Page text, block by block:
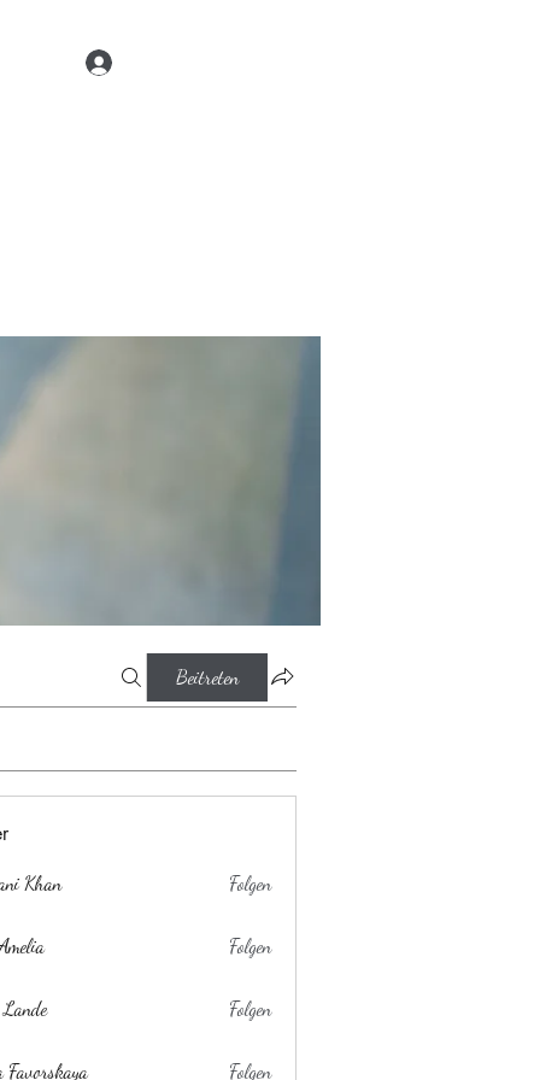
Beitreten
Khan Folgen
Folgen
Folgen
Favorskaya Folgen